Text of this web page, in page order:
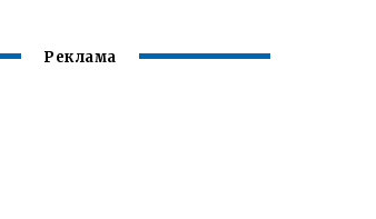
Реклама